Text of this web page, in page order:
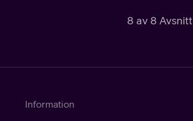
8 av 8 Avsnitt
Information